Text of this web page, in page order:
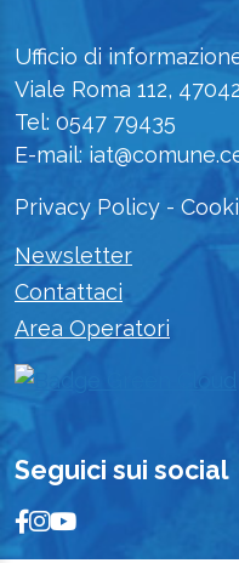
Ufficio di
Viale Roma 112,
Tel: 0547 79435
E-mail:
Privacy Policy -
Newsletter
Contattaci
Area Operatori
Seguici sui social